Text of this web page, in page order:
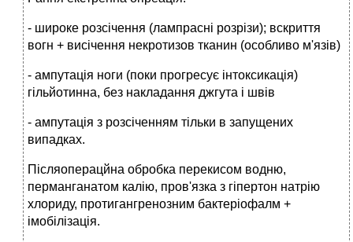
- широке розсічення (лампрасні розрізи); вскриття
вогн + висічення некротизов тканин (особливо м'язів)
- ампутація ноги (поки прогресує інтоксикація)
гільйотинна, без накладання джгута і швів
- ампутація з розсіченням тільки в запущених
випадках.
Післяоперацйна обробка перекисом водню,
перманганатом калію, пров'язка з гіпертон натрію
хлориду, протигангренозним бактеріофалм +
імобілізація.